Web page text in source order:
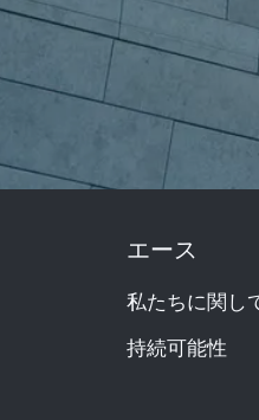
エース
私たちに関し
持続可能性